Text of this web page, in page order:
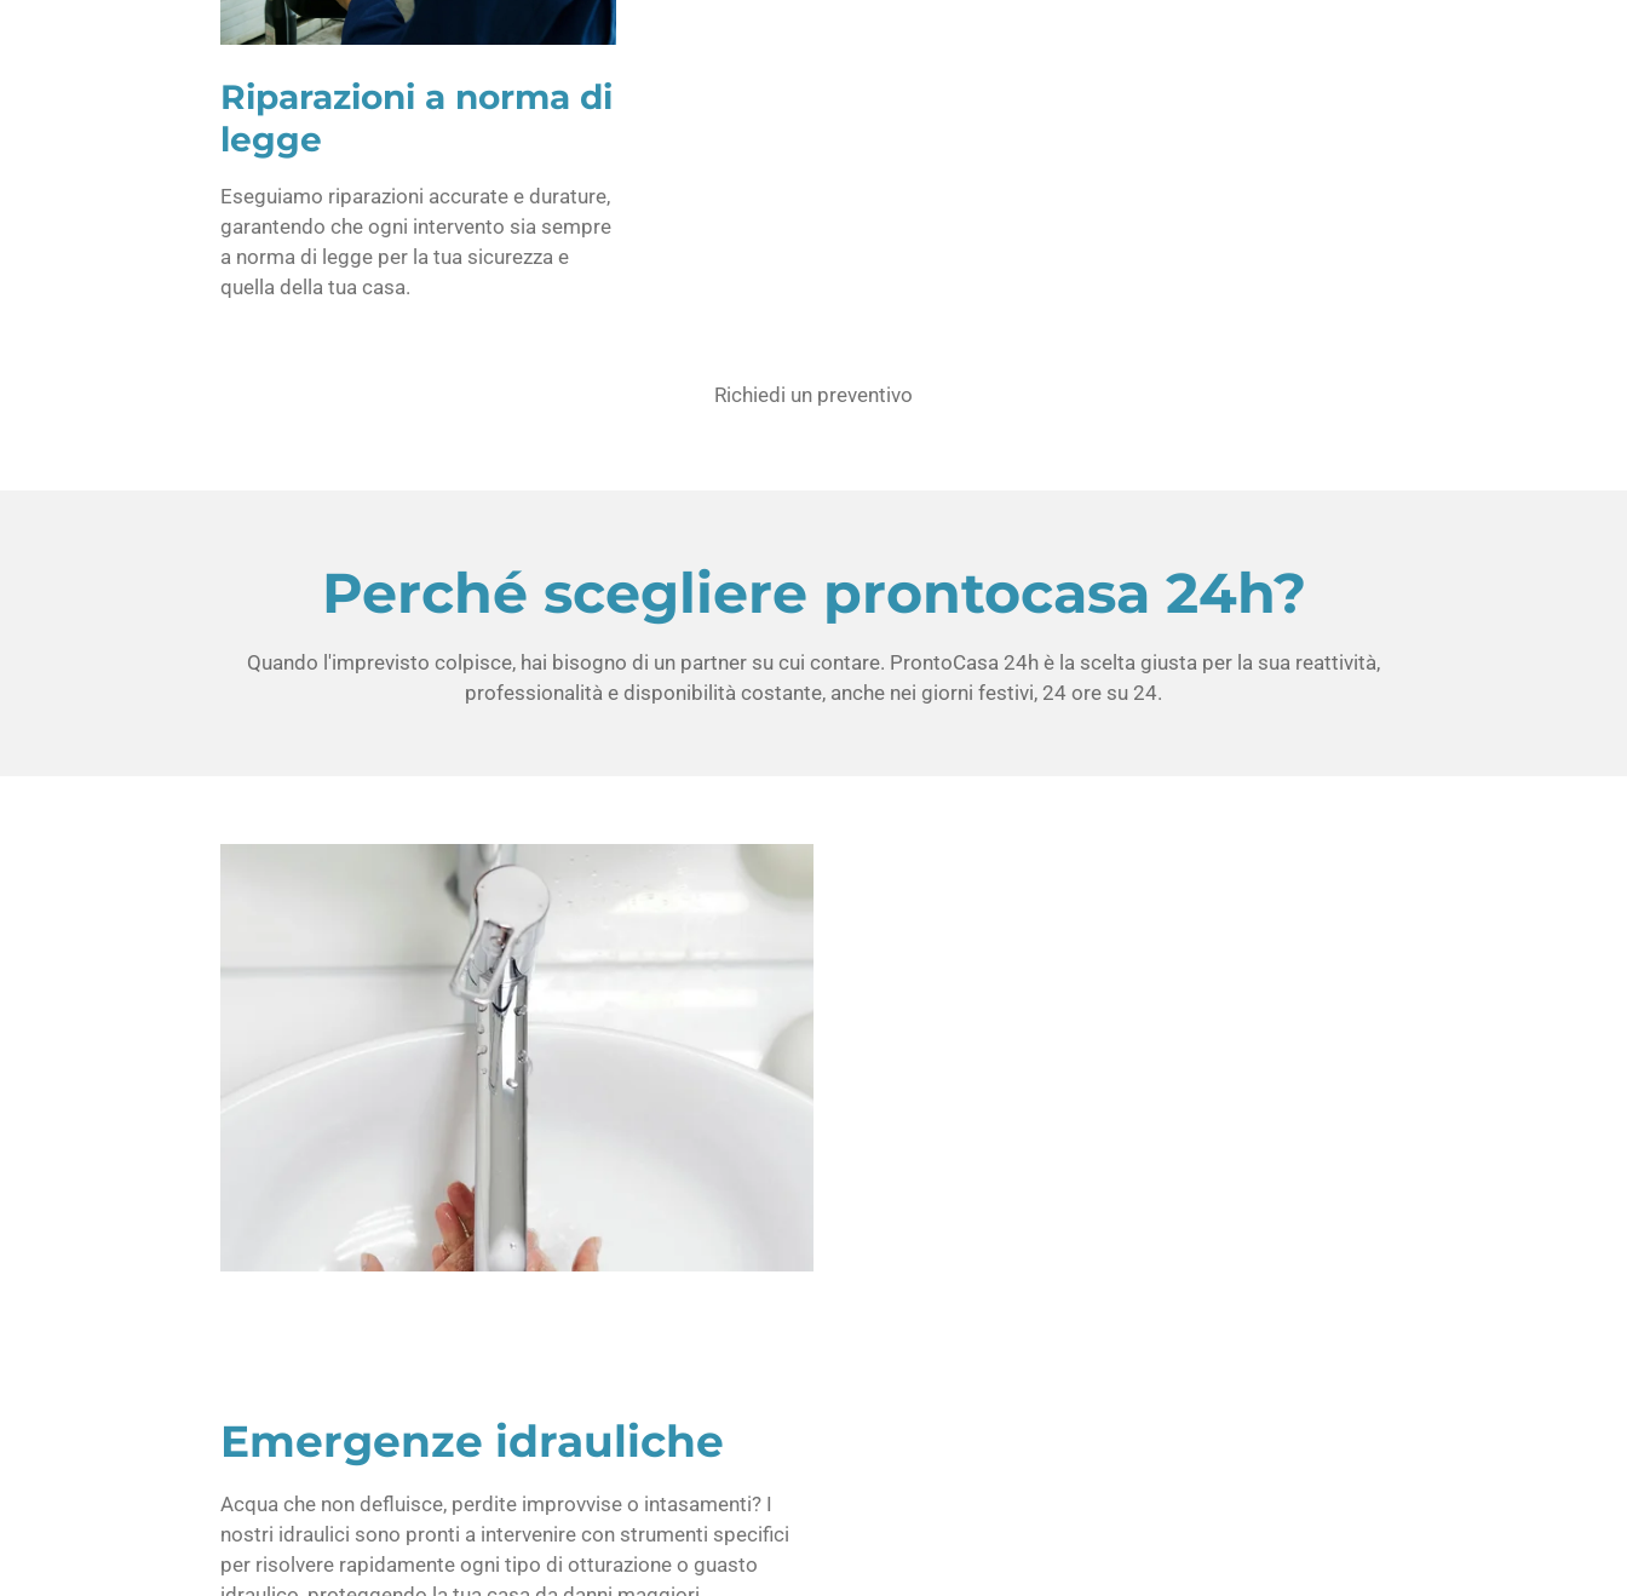
Riparazioni a norma di
legge
Eseguiamo riparazioni accurate e durature,
garantendo che ogni intervento sia sempre
a norma di legge per la tua sicurezza e
quella della tua casa.
Richiedi un preventivo
Perché scegliere prontocasa 24h?
Quando l'imprevisto colpisce, hai bisogno di un partner su cui contare. ProntoCasa 24h è la scelta giusta per la sua reattività,
professionalità e disponibilità costante, anche nei giorni festivi, 24 ore su 24.
Emergenze idrauliche
Acqua che non defluisce, perdite improvvise o intasamenti? I
nostri idraulici sono pronti a intervenire con strumenti specifici
per risolvere rapidamente ogni tipo di otturazione o guasto